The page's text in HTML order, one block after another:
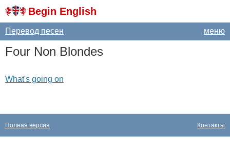
Begin English
меню
Перевод песен
Four Non Blondes
What's going on
Контакты
Полная версия